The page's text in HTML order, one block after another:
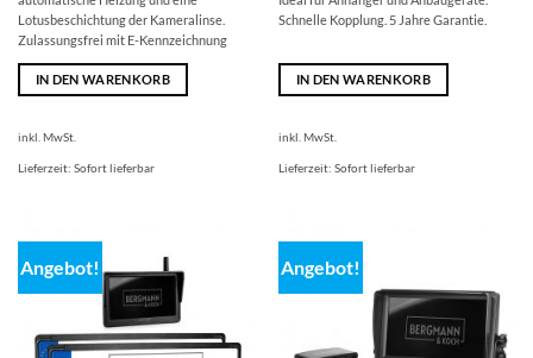
Lotusbeschichtung der Kameralinse.
Zulassungsfrei mit E-Kennzeichnung
IN DEN WARENKORB
inkl. MwSt.
Lieferzeit: Sofort lieferbar
Schnelle Kopplung. 5 Jahre Garantie.
IN DEN WARENKORB
inkl. MwSt.
Lieferzeit: Sofort lieferbar
Angebot! Angebot!